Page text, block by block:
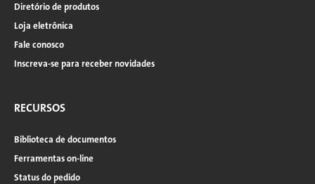
Diretório de produtos
Loja eletrônica
Fale conosco
Inscreva-se para receber novidades
RECURSOS
Biblioteca de documentos
Ferramentas on-line
Status do pedido